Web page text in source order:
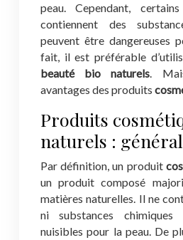
peau. Cependant,
contiennent des
peuvent être dangereuses
fait, il est préférable
beauté bio naturels.
avantages des produits
Produits
naturels :
Par définition, un produit
un produit composé
matières naturelles. Il ne
ni substances
nuisibles pour la peau. De